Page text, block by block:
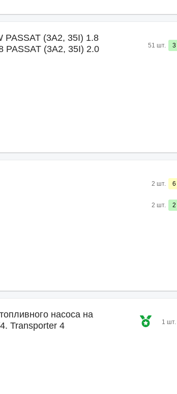
PASSAT (3A2, 35I) 1.8
PASSAT (3A2, 35I) 2.0
51 шт. 3
2 шт. 6
2 шт. 2
насоса на
Transporter 4
1 шт.